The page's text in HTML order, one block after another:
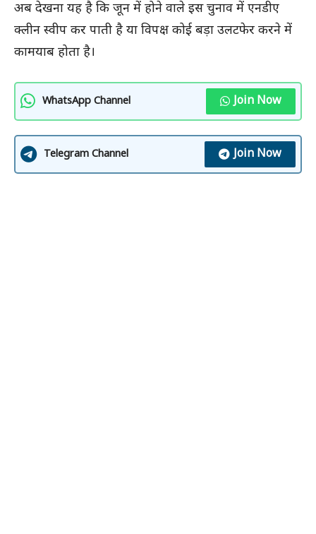
अब देखना यह है कि जून में होने वाले इस चुनाव में एनडीए
क्लीन स्वीप कर पाती है या विपक्ष कोई बड़ा उलटफेर करने में
कामयाब होता है।
WhatsApp Channel Join Now
Telegram Channel Join Now